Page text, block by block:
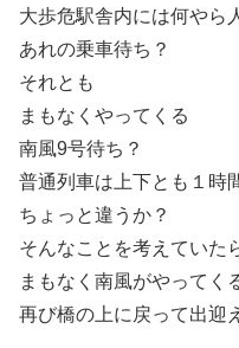
大歩危駅舎内には何やら
あれの乗車待ち？
それとも
まもなくやってくる
南風9号待ち？
普通列車は上下とも１時
ちょっと違うか？
そんなことを考えていた
まもなく南風がやってく
再び橋の上に戻って出迎